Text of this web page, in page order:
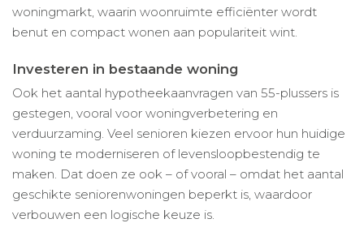
woningmarkt, waarin woonruimte efficiënter wordt
benut en compact wonen aan populariteit wint.
Investeren in bestaande woning
Ook het aantal hypotheekaanvragen van 55-plussers is
gestegen, vooral voor woningverbetering en
verduurzaming. Veel senioren kiezen ervoor hun huidige
woning te moderniseren of levensloopbestendig te
maken. Dat doen ze ook – of vooral – omdat het aantal
geschikte seniorenwoningen beperkt is, waardoor
verbouwen een logische keuze is.